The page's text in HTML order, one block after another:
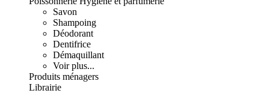
Savon
Shampoing
Déodorant
Dentifrice
Démaquillant
Voir plus...
Produits ménagers
Librairie